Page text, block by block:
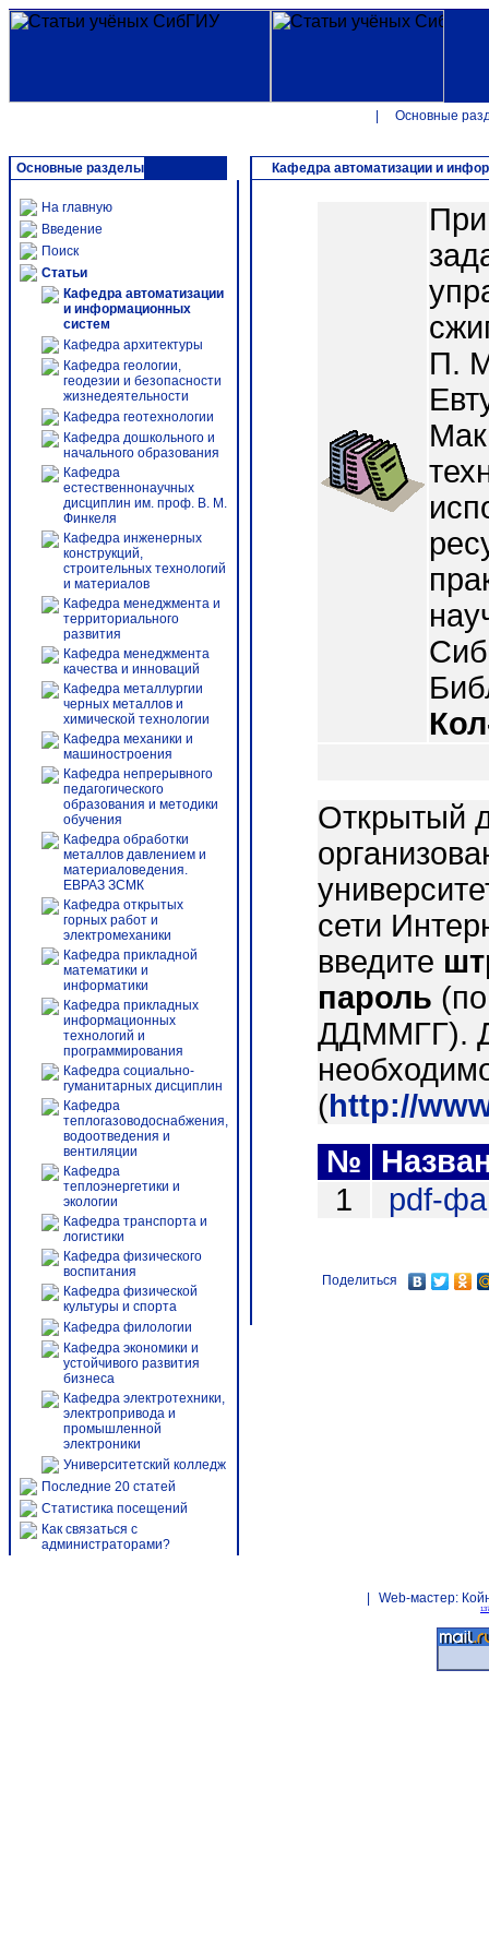
Основные
Основные разделы
На главную
Введение
Поиск
Статьи
Кафедра автоматизации
и информационных
систем
Кафедра архитектуры
Кафедра геологии,
геодезии и безопасности
жизнедеятельности
Кафедра геотехнологии
Кафедра дошкольного и
начального образования
Кафедра
естественнонаучных
дисциплин им. проф. В. М.
Финкеля
Кафедра инженерных
конструкций,
строительных технологий
и материалов
Кафедра менеджмента и
территориального
развития
Кафедра менеджмента
качества и инноваций
Кафедра металлургии
черных металлов и
химической технологии
Кафедра механики и
машиностроения
Кафедра непрерывного
педагогического
образования и методики
обучения
Кафедра обработки
металлов давлением и
материаловедения.
ЕВРАЗ ЗСМК
Кафедра открытых
горных работ и
электромеханики
Кафедра прикладной
математики и
информатики
Кафедра прикладных
информационных
технологий и
программирования
Кафедра социально-
гуманитарных дисциплин
Кафедра
теплогазоводоснабжения,
водоотведения и
вентиляции
Кафедра
теплоэнергетики и
экологии
Кафедра транспорта и
логистики
Кафедра физического
воспитания
Кафедра физической
культуры и спорта
Кафедра филологии
Кафедра экономики и
устойчивого развития
бизнеса
Кафедра электротехники,
электропривода и
промышленной
электроники
Университетский колледж
Последние 20 статей
Статистика посещений
Как связаться с
администраторами?
Кафедра автоматизации и
П.
Открытый
сети
введите
пароль
ДДММГГ).
(http://
№
1
pdf-
Поделиться
Web-мастер: